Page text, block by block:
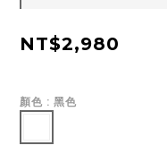
NT$2,980
顏色 : 黑色